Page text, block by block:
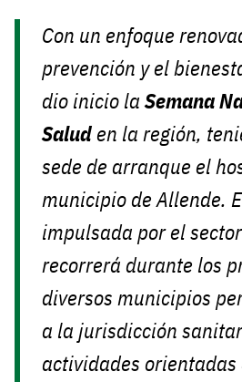
Con un enfoque
prevención y el
dio inicio laSemana
Salud en la región,
sede de arranque el
municipio de Allende.
impulsada por el
recorrerá durante los
diversos municipios
a la jurisdicción
actividades